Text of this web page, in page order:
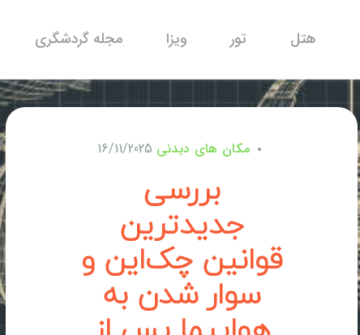
هتل تور ویزا مجله گردشگری
مکان های دیدنی
بررسی
جدیدترین
قوانین چک‌این و
سوار شدن به